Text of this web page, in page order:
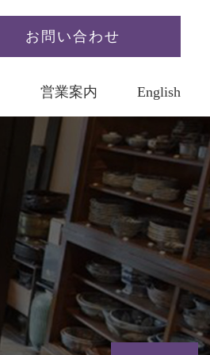
お問い合わせ
営業案内 English